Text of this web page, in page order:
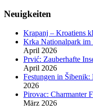
Neuigkeiten
Krapanj – Kroatiens
Krka Nationalpark im
April 2026
Prvić: Zauberhafte
April 2026
Festungen in Šibenik:
2026
Pirovac: Charmanter
März 2026